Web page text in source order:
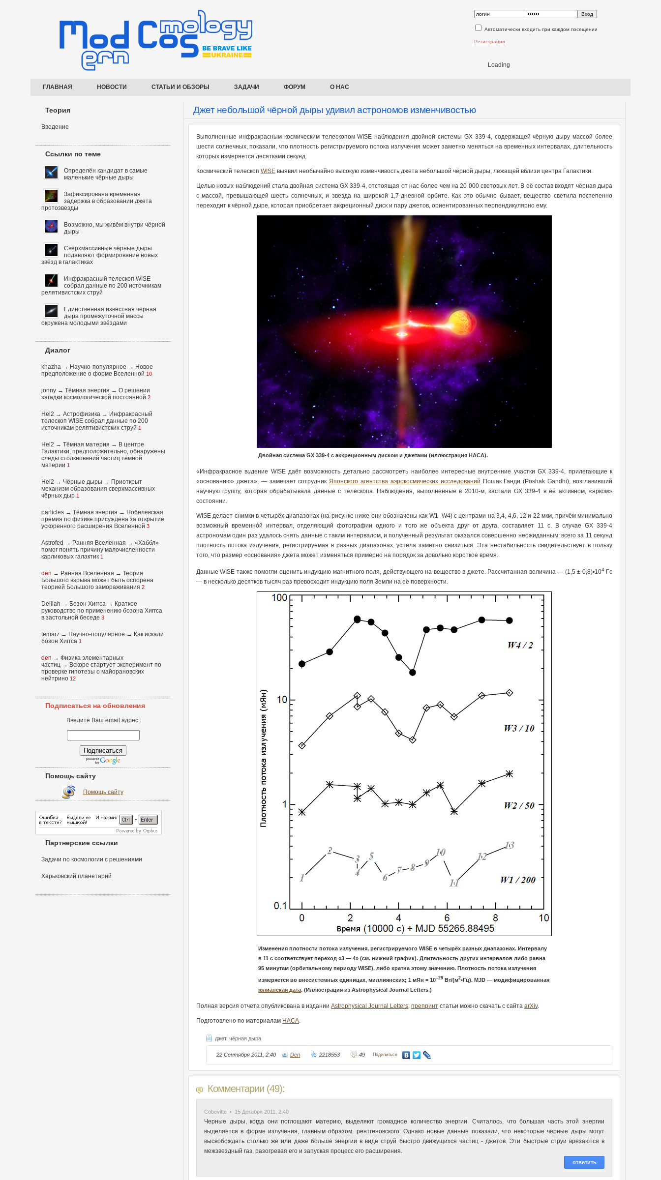
Автоматически входить при каждом посещении
Регистрация
Loading
ГЛАВНАЯ НОВОСТИ СТАТЬИ И ОБЗОРЫ ЗАДАЧИ ФОРУМ О НАС
Джет небольшой чёрной дыры удивил астрономов изменчивостью
Выполненные инфракрасным космическим телескопом WISE наблюдения двойной системы GX 339-4, содержащей чёрную дыру массой более
шести солнечных, показали, что плотность регистрируемого потока излучения может заметно меняться на временных интервалах, длительность
которых измеряется десятками секунд
Космический телескоп WISE выявил необычайно высокую изменчивость джета небольшой чёрной дыры, лежащей вблизи центра Галактики.
Целью новых наблюдений стала двойная система GX 339-4, отстоящая от нас более чем на 20 000 световых лет. В её состав входят чёрная дыра
с массой, превышающей шесть солнечных, и звезда на широкой 1,7-дневной орбите. Как это обычно бывает, вещество светила постепенно
переходит к чёрной дыре, которая приобретает аккреционный диск и пару джетов, ориентированных перпендикулярно ему.
Двойная система GX 339-4 с аккреционным диском и джетами (иллюстрация НАСА).
«Инфракрасное видение WISE даёт возможность детально рассмотреть наиболее интересные внутренние участки GX 339-4, прилегающие к
«основанию» джета», — замечает сотрудникЯпонского агентства аэрокосмических исследований Пошак Ганди (Poshak Gandhi), возглавивший
научную группу, которая обрабатывала данные с телескопа. Наблюдения, выполненные в 2010-м, застали GX 339-4 в её активном, «ярком»
состоянии.
WISE делает снимки в четырёх диапазонах (на рисунке ниже они обозначены как W1–W4) с центрами на 3,4, 4,6, 12 и 22 мкм, причём минимально
возможный временнóй интервал, отделяющий фотографии одного и того же объекта друг от друга, составляет 11 с. В случае GX 339-4
астрономам один раз удалось снять данные с таким интервалом, и полученный результат оказался совершенно неожиданным: всего за 11 секунд
плотность потока излучения, регистрируемая в разных диапазонах, успела заметно снизиться. Эта нестабильность свидетельствует в пользу
того, что размер «основания» джета может изменяться примерно на порядок за довольно короткое время.
Данные WISE также помогли оценить индукцию магнитного поля, действующего на вещество в джете. Рассчитанная величина — (1,5 ± 0,8)•104Гс
— в несколько десятков тысяч раз превосходит индукцию поля Земли на её поверхности.
Изменения плотности потока излучения, регистрируемого WISE в четырёх разных диапазонах. Интервалу
в 11 с соответствует переход «3 — 4» (см. нижний график). Длительность других интервалов либо равна
95 минутам (орбитальному периоду WISE), либо кратна этому значению. Плотность потока излучения
измеряется во внесистемных единицах, миллиянских; 1 мЯн = 10–29 Вт/(м2•Гц). MJD — модифицированная
юлианская дата. (Иллюстрация из Astrophysical Journal Letters.)
Полная версия отчета опубликована в издании Astrophysical Journal Letters; препринт статьи можно скачать с сайта arXiv.
Подготовлено по материалам НАСА.
джет, чёрная дыра
22 Сентября 2011, 2:40 Den 2218553 49 Поделиться
Комментарии (49):
Cobevitte • 15 Декабря 2011, 2:40
Черные дыры, когда они поглощают материю, выделяют громадное количество энергии. Считалось, что большая часть этой энергии
выделяется в форме излучения, главным образом, рентгеновского. Однако новые данные показали, что некоторые черные дыры могут
высвобождать столько же или даже больше энергии в виде струй быстро движущихся частиц - джетов. Эти быстрые струи врезаются в
межзвездный газ, разогревая его и запуская процесс его расширения.
ответить
Теория
Введение
Ссылки по теме
Определён кандидат в самые
маленькие чёрные дыры
Зафиксирована временная
задержка в образовании джета
протозвезды
Возможно, мы живём внутри чёрной
дыры
Сверхмассивные чёрные дыры
подавляют формирование новых
звёзд в галактиках
Инфракрасный телескоп WISE
собрал данные по 200 источникам
релятивистских струй
Единственная известная чёрная
дыра промежуточной массы
окружена молодыми звёздами
Диалог
khazha → Научно-популярное → Новое
предположение о форме Вселенной 10
jonny → Тёмная энергия → О решении
загадки космологической постоянной 2
Hel2 → Астрофизика → Инфракрасный
телескоп WISE собрал данные по 200
источникам релятивистских струй 1
Hel2 → Тёмная материя → В центре
Галактики, предположительно, обнаружены
следы столкновений частиц тёмной
материи 1
Hel2 → Чёрные дыры → Приоткрыт
механизм образования сверхмассивных
чёрных дыр 1
particles → Тёмная энергия → Нобелевская
премия по физике присуждена за открытие
ускоренного расширения Вселенной 3
Astrofed → Ранняя Вселенная → «Хаббл»
помог понять причину малочисленности
карликовых галактик 1
den → Ранняя Вселенная → Теория
Большого взрыва может быть оспорена
теорией Большого замораживания 2
Delilah → Бозон Хиггса → Краткое
руководство по применению бозона Хиггса
в застольной беседе 3
temarz → Научно-популярное → Как искали
бозон Хиггса 1
den → Физика элементарных
частиц → Вскоре стартует эксперимент по
проверке гипотезы о майорановских
нейтрино 12
Подписаться на обновления
Введите Ваш email адрес:
Помощь сайту
Помощь сайту
Партнерские ссылки
Задачи по космологии с решениями
Харьковский планетарий